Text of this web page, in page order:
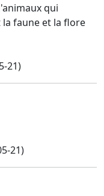
qui
faune et la flore
21)
21)